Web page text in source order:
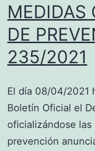
MEDIDAS
DE
235/2021
El día 08/04/2021
Boletín Oficial el
oficializándose
prevención